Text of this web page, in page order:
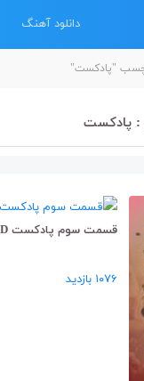
دانلود آهنگ
"پادکست"
: پادکست
قسمت سوم پادکست H.M.E.D
۱۰۷۶ بازدید